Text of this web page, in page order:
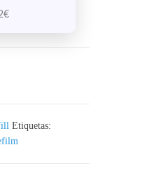
€
Etiquetas: